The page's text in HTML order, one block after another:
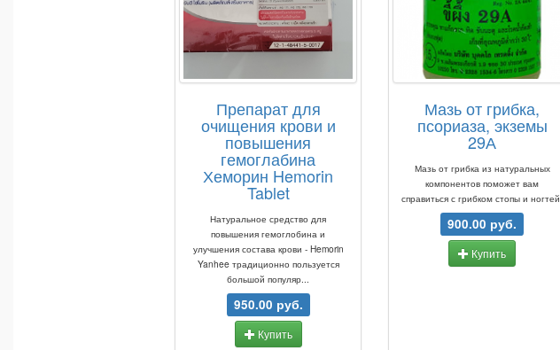
Препарат для
очищения крови и
повышения
гемоглабина
Хеморин Hemorin
Tablet
Натуральное средство для
повышения гемоглобина и
улучшения состава крови - Hemorin
Yanhee традиционно пользуется
большой популяр...
950.00 руб.
Купить
Мазь от грибка,
псориаза, экземы
29А
Мазь от грибка из натуральных
компонентов поможет вам
справиться с грибком стопы и ногтей.
900.00 руб.
Купить